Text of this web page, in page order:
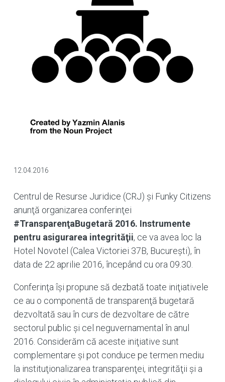
12.04.2016
Centrul de Resurse Juridice (CRJ) şi Funky Citizens
anunţă organizarea conferinţei
#TransparenţaBugetară 2016. Instrumente
pentru asigurarea integrităţii, ce va avea loc la
Hotel Novotel (Calea Victoriei 37B, București), în
data de 22 aprilie 2016, începând cu ora 09.30.
Conferinţa îşi propune să dezbată toate iniţiativele
ce au o componentă de transparenţă bugetară
dezvoltată sau în curs de dezvoltare de către
sectorul public şi cel neguvernamental în anul
2016. Considerăm că aceste iniţiative sunt
complementare şi pot conduce pe termen mediu
la instituţionalizarea transparenţei, integrităţii şi a